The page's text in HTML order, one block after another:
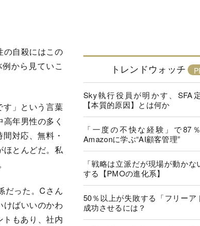
の自殺にはこの
から見ていこ
」という言葉
年男性の多く
対応、無料・
ほとんどだ。私
だった。Cさん
けばいいのかわ
もあり、社内
トレンドウォッチ
Sky執行役員が明かす、SFA
【本質的原因】とは何か
「一度の不快な経験」で87
Amazonに学ぶ“AI顧客管理”
「戦略は立派だが現場が動か
する【PMOの進化系】
50％以上が失敗する「フリーア
成功させるには？